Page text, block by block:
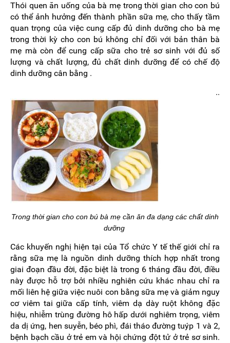
Thói quen ăn uống của bà mẹ trong thời gian cho con bú
có thể ảnh hưởng đến thành phần sữa mẹ, cho thấy tầm
quan trọng của việc cung cấp đủ dinh dưỡng cho bà mẹ
trong thời kỳ cho con bú không chỉ đối với bản thân bà
mẹ mà còn để cung cấp sữa cho trẻ sơ sinh với đủ số
lượng và chất lượng, đủ chất dinh dưỡng để có chế độ
dinh dưỡng cân bằng .
..
Trong thời gian cho con bú bà mẹ cần ăn đa dạng các chất dinh
dưỡng
Các khuyến nghị hiện tại của Tổ chức Y tế thế giới chỉ ra
rằng sữa mẹ là nguồn dinh dưỡng thích hợp nhất trong
giai đoạn đầu đời, đặc biệt là trong 6 tháng đầu đời, điều
này được hỗ trợ bởi nhiều nghiên cứu khác nhau chỉ ra
mối liên hệ giữa việc nuôi con bằng sữa mẹ và giảm nguy
cơ viêm tai giữa cấp tính, viêm dạ dày ruột không đặc
hiệu, nhiễm trùng đường hô hấp dưới nghiêm trọng, viêm
da dị ứng, hen suyễn, béo phì, đái tháo đường tuýp 1 và 2,
bệnh bạch cầu ở trẻ em và hội chứng đột tử ở trẻ sơ sinh.